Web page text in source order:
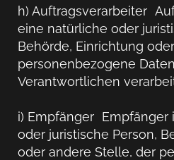
h) Auftragsverarbeiter
eine natürliche oder
Behörde, Einrichtung
personenbezogene
Verantwortlichen
i) Empfänger Empfänger
oder juristische Person,
oder andere Stelle, der